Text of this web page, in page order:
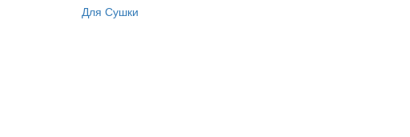
Для Сушки